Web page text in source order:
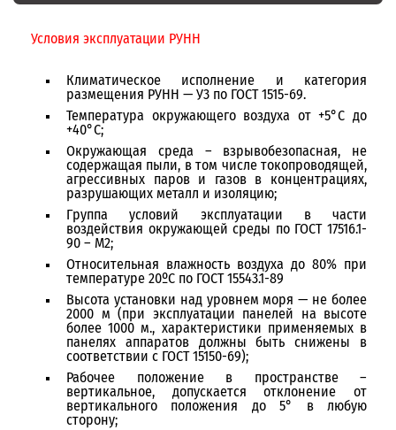
Условия эксплуатации РУНН
Климатическое исполнение и категория
размещения РУНН — У3 по ГОСТ 1515-69.
Температура окружающего воздуха от +5°С до
+40°С;
Окружающая среда – взрывобезопасная, не
содержащая пыли, в том числе токопроводящей,
агрессивных паров и газов в концентрациях,
разрушающих металл и изоляцию;
Группа условий эксплуатации в части
воздействия окружающей среды по ГОСТ 17516.1-
90 – М2;
Относительная влажность воздуха до 80% при
температуре 20ºС по ГОСТ 15543.1-89
Высота установки над уровнем моря — не более
2000 м (при эксплуатации панелей на высоте
более 1000 м., характеристики применяемых в
панелях аппаратов должны быть снижены в
соответствии с ГОСТ 15150-69);
Рабочее положение в пространстве –
вертикальное, допускается отклонение от
вертикального положения до 5° в любую
сторону;